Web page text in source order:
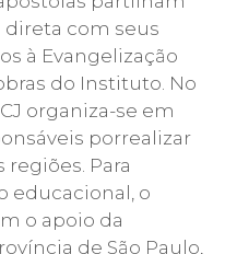
direta com seus
à Evangelização
do Instituto. No
organiza-se em
porrealizar
Para
educacional, o
o apoio da
de São Paulo,